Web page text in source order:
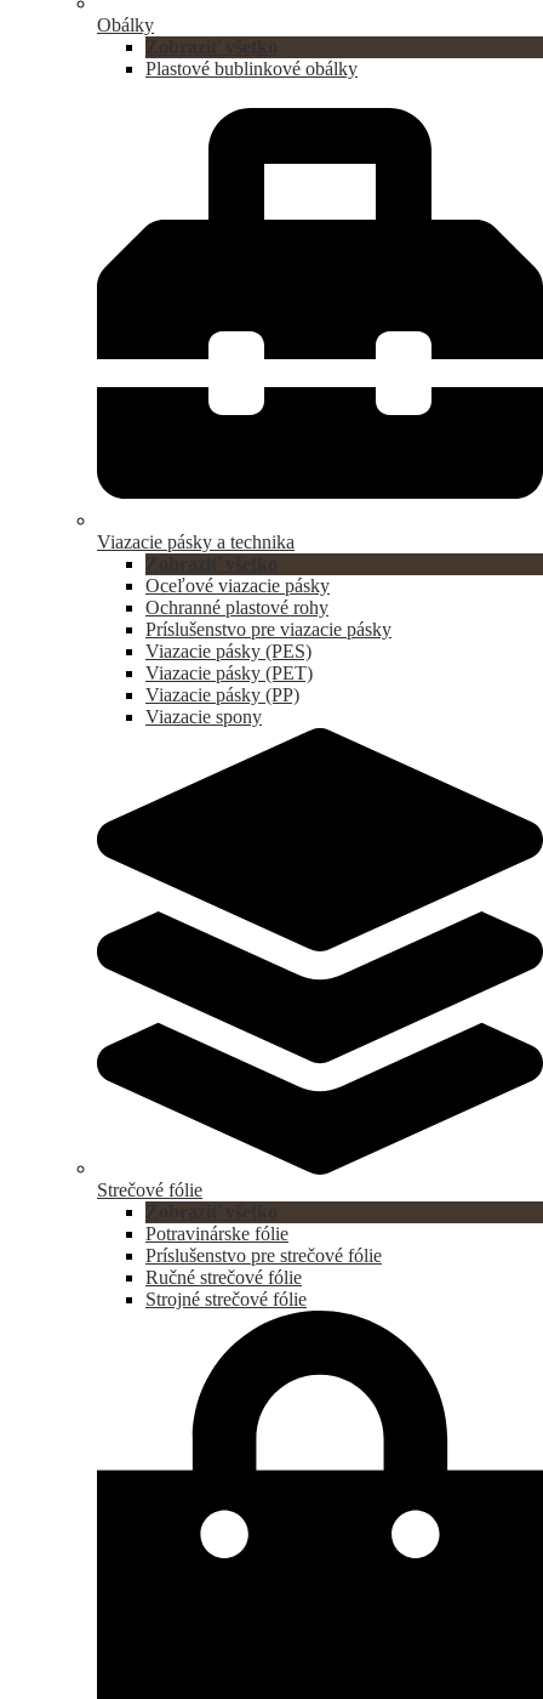
Obálky
Plastové bublinkové obálky
Viazacie pásky a technika
Oceľové viazacie pásky
Ochranné plastové rohy
Príslušenstvo pre viazacie pásky
Viazacie pásky (PES)
Viazacie pásky (PET)
Viazacie pásky (PP)
Viazacie spony
Strečové fólie
Potravinárske fólie
Príslušenstvo pre strečové fólie
Ručné strečové fólie
Strojné strečové fólie